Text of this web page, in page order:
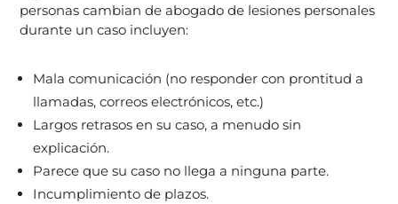
personas cambian de abogado de lesiones personales
durante un caso incluyen:
Mala comunicación (no responder con prontitud a
llamadas, correos electrónicos, etc.)
Largos retrasos en su caso, a menudo sin
explicación.
Parece que su caso no llega a ninguna parte.
Incumplimiento de plazos.